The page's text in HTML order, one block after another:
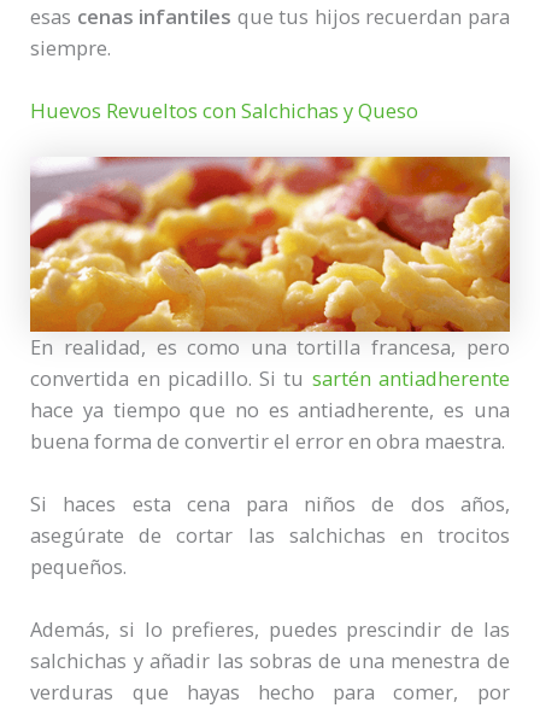
esas cenas infantiles que tus hijos recuerdan para
siempre.
Huevos Revueltos con Salchichas y Queso
En realidad, es como una tortilla francesa, pero
convertida en picadillo. Si tu sartén antiadherente
hace ya tiempo que no es antiadherente, es una
buena forma de convertir el error en obra maestra.
Si haces esta cena para niños de dos años,
asegúrate de cortar las salchichas en trocitos
pequeños.
Además, si lo prefieres, puedes prescindir de las
salchichas y añadir las sobras de una menestra de
verduras que hayas hecho para comer, por